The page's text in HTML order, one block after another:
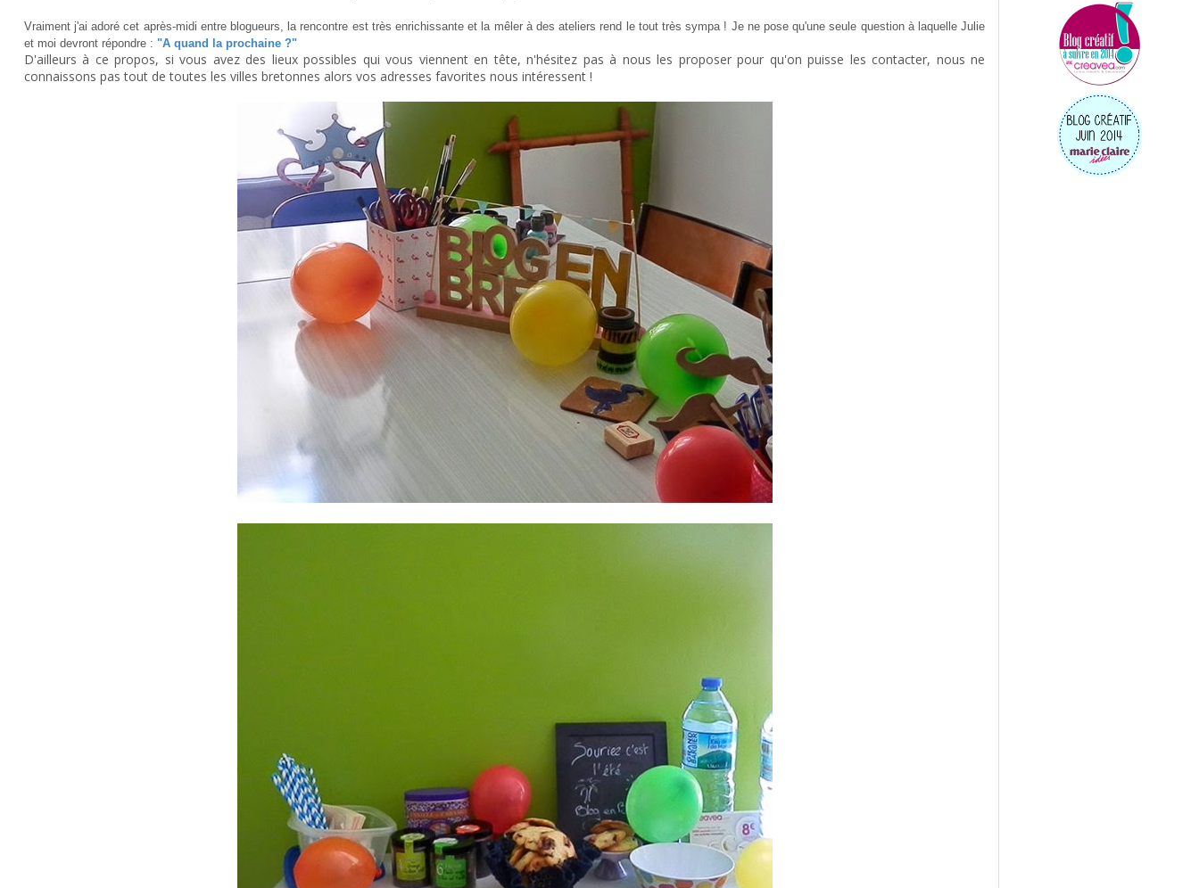
Vraiment j'ai adoré cet après-midi entre blogueurs, la rencontre est très enrichissante et la mêler à des ateliers rend le tout très sympa ! Je ne pose qu'une seule question à laquelle Julie
et moi devront répondre : "A quand la prochaine ?"
D'ailleurs à ce propos, si vous avez des lieux possibles qui vous viennent en tête, n'hésitez pas à nous les proposer pour qu'on puisse les contacter, nous ne
connaissons pas tout de toutes les villes bretonnes alors vos adresses favorites nous intéressent !